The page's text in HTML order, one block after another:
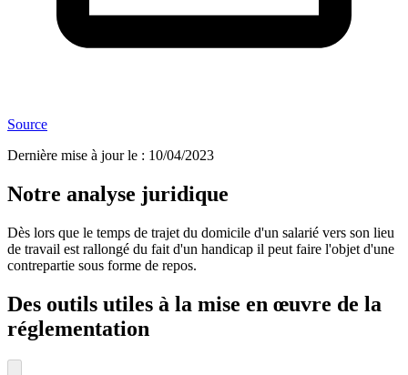
Source
Dernière mise à jour le : 10/04/2023
Notre analyse juridique
Dès lors que le temps de trajet du domicile d'un salarié vers son lieu
de travail est rallongé du fait d'un handicap il peut faire l'objet d'une
contrepartie sous forme de repos.
Des outils utiles à la mise en œuvre de la
réglementation